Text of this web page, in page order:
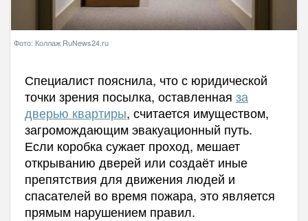
Фото: Коллаж RuNews24.ru
Специалист пояснила, что с юридической
точки зрения посылка, оставленная за
дверью квартиры, считается имуществом,
загромождающим эвакуационный путь.
Если коробка сужает проход, мешает
открыванию дверей или создаёт иные
препятствия для движения людей и
спасателей во время пожара, это является
прямым нарушением правил.